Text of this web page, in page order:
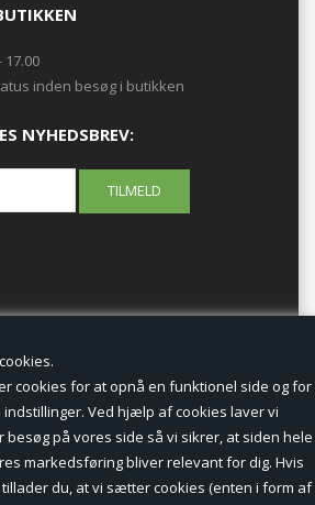
anvender cookies.
cookies for at opnå en funktionel side og for
Ved hjælp af cookies laver vi
på vores side så vi sikrer, at siden hele
markedsføring bliver relevant for dig. Hvis
du, at vi sætter cookies (enten i form af
17.00
inden besøg i butikken
NYHEDSBREV: